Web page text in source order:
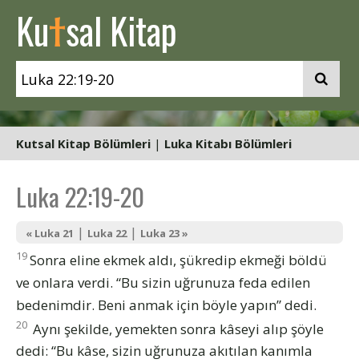
Kutsal Kitap
Kutsal Kitap Bölümleri | Luka Kitabı Bölümleri
Luka 22:19-20
« Luka 21 | Luka 22| Luka 23 »
19Sonra eline ekmek aldı, şükredip ekmeği böldü
ve onlara verdi. “Bu sizin uğrunuza feda edilen
bedenimdir. Beni anmak için böyle yapın” dedi.
20 Aynı şekilde, yemekten sonra kâseyi alıp şöyle
dedi: “Bu kâse, sizin uğrunuza akıtılan kanımla